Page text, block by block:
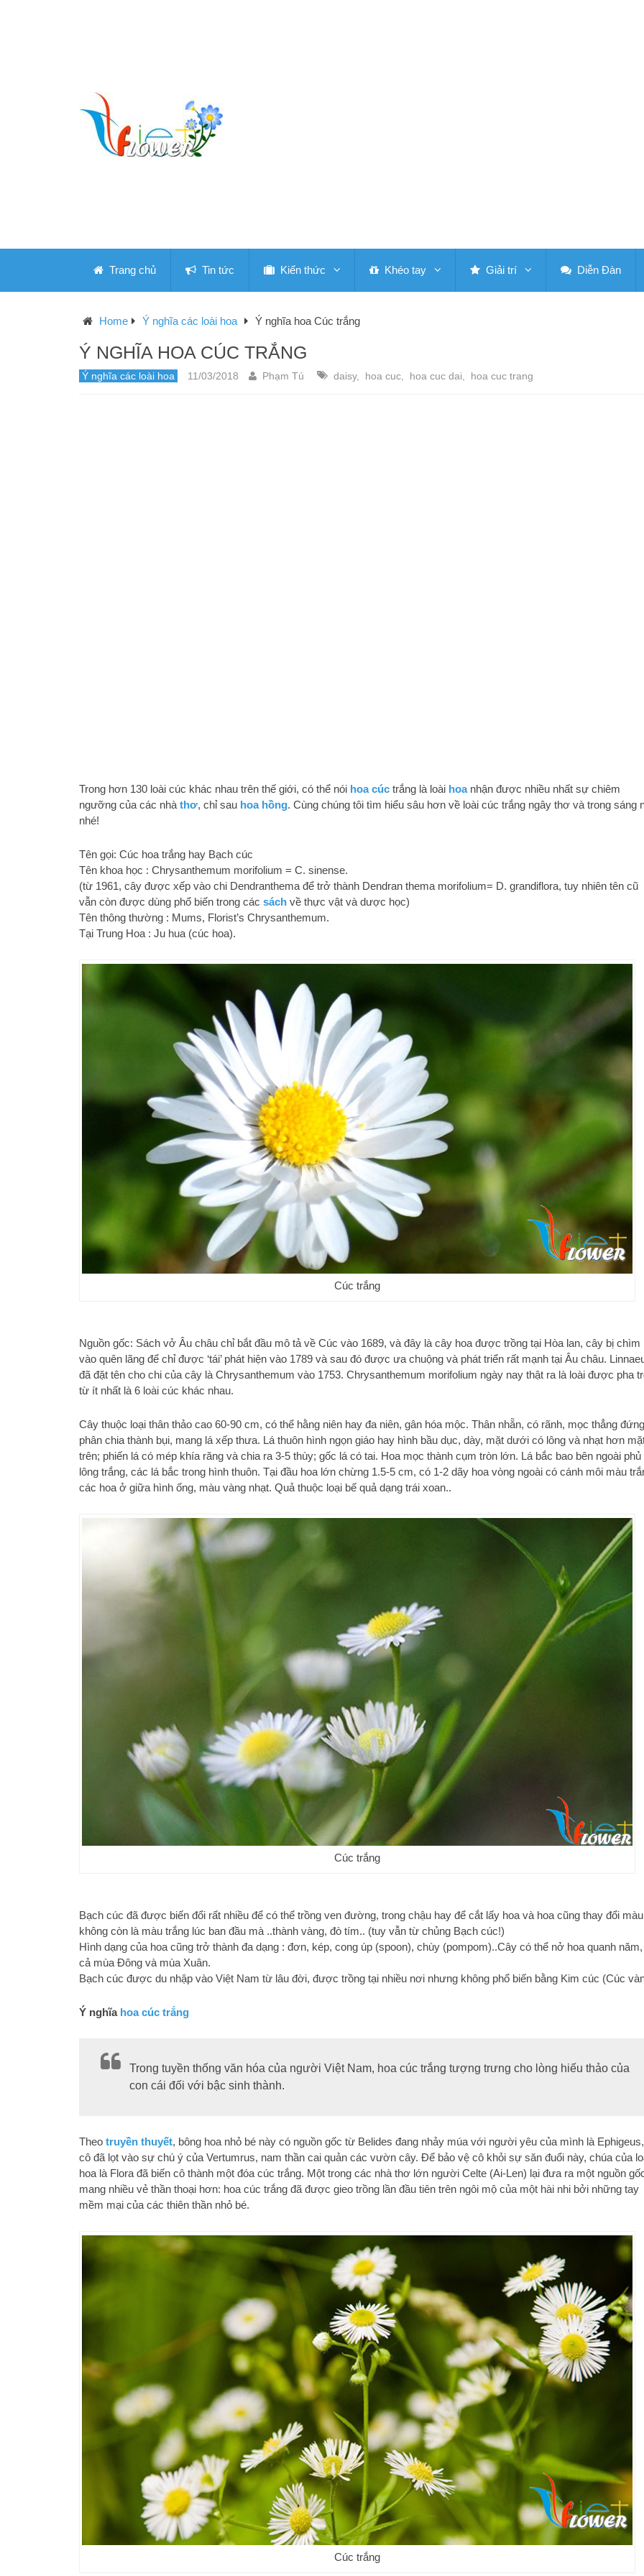
Trang chủ Tin tức Kiến thức Khéo tay Giải trí Diễn Đàn
Home Ý nghĩa các loài hoa Ý nghĩa hoa Cúc trắng
Ý NGHĨA HOA CÚC TRẮNG
Ý nghĩa các loài hoa 11/03/2018 Phạm Tú daisy, hoa cuc hoa cuc dai hoa cuc trang
Trong hơn 130 loài cúc khác nhau trên thế giới, có thể nói hoa cúc trắng là loài hoanhận được nhiều nhất sự chiêm
ngưỡng của các nhà thơ, chỉ sau hoa hồng. Cùng chúng tôi tìm hiểu sâu hơn về loài cúc trắng ngây thơ và trong sáng
nhé!
Tên gọi: Cúc hoa trắng hay Bạch cúc
Tên khoa học : Chrysanthemum morifolium = C. sinense.
(từ 1961, cây được xếp vào chi Dendranthema để trở thành Dendran thema morifolium= D. grandiflora, tuy nhiên tên cũ
vẫn còn được dùng phổ biến trong các sách về thực vật và dược học)
Tên thông thường : Mums, Florist’s Chrysanthemum.
Tại Trung Hoa : Ju hua (cúc hoa).
Cúc trắng
Nguồn gốc: Sách vở Âu châu chỉ bắt đầu mô tả về Cúc vào 1689, và đây là cây hoa được trồng tại Hòa lan, cây bị chìm
vào quên lãng để chỉ được ‘tái’ phát hiện vào 1789 và sau đó được ưa chuộng và phát triển rất mạnh tại Âu châu.
đã đặt tên cho chi của cây là Chrysanthemum vào 1753. Chrysanthemum morifolium ngày nay thật ra là loài được pha
từ ít nhất là 6 loài cúc khác nhau.
Cây thuộc loại thân thảo cao 60-90 cm, có thể hằng niên hay đa niên, gân hóa mộc. Thân nhẵn, có rãnh, mọc thẳng
phân chia thành bụi, mang lá xếp thưa. Lá thuôn hình ngọn giáo hay hình bầu dục, dày, mặt dưới có lông và nhạt hơn
trên; phiến lá có mép khía răng và chia ra 3-5 thùy; gốc lá có tai. Hoa mọc thành cụm tròn lớn. Lá bắc bao bên ngoài phủ
lông trắng, các lá bắc trong hình thuôn. Tại đầu hoa lớn chừng 1.5-5 cm, có 1-2 dãy hoa vòng ngoài có cánh môi màu
các hoa ở giữa hình ống, màu vàng nhạt. Quả thuộc loại bế quả dạng trái xoan..
Cúc trắng
Bạch cúc đã được biến đổi rất nhiều để có thể trồng ven đường, trong chậu hay để cắt lấy hoa và hoa cũng thay đổi
không còn là màu trắng lúc ban đầu mà ..thành vàng, đò tím.. (tuy vẫn từ chủng Bạch cúc!)
Hình dạng của hoa cũng trở thành đa dạng : đơn, kép, cong úp (spoon), chùy (pompom)..Cây có thể nở hoa quanh
cả mùa Đông và mùa Xuân.
Bạch cúc được du nhập vào Việt Nam từ lâu đời, được trồng tại nhiều nơi nhưng không phổ biến bằng Kim cúc (Cúc
Ý nghĩa hoa cúc trắng
Trong tuyền thống văn hóa của người Việt Nam, hoa cúc trắng tượng trưng cho lòng hiếu thảo của
con cái đối với bậc sinh thành.
Theo truyền thuyết, bông hoa nhỏ bé này có nguồn gốc từ Belides đang nhảy múa với người yêu của mình là Ephigeus,
cô đã lọt vào sự chú ý của Vertumrus, nam thần cai quản các vườn cây. Để bảo vệ cô khỏi sự săn đuổi này, chúa của
hoa là Flora đã biến cô thành một đóa cúc trắng. Một trong các nhà thơ lớn người Celte (Ai-Len) lại đưa ra một nguồn
mang nhiều vẻ thần thoại hơn: hoa cúc trắng đã được gieo trồng lần đầu tiên trên ngôi mộ của một hài nhi bởi những tay
mềm mại của các thiên thần nhỏ bé.
Cúc trắng